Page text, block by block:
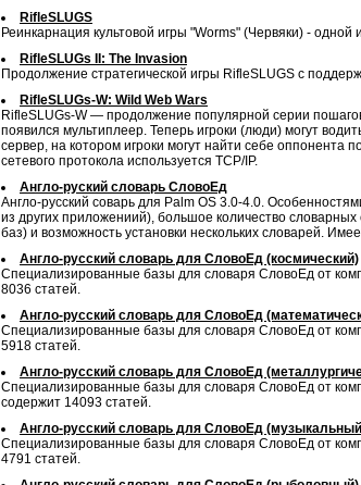
RifleSLUGS
Реинкарнация культовой игры "Worms" (Червяки) -
RifleSLUGs II: The Invasion
Продолжение стратегической игры RifleSLUGS с
RifleSLUGs-W: Wild Web Wars
RifleSLUGs-W — продолжение популярной серии
появился мультиплеер. Теперь игроки (люди) могут
сервер, на котором игроки могут найти себе оппонента
сетевого протокола используется TCP/IP.
Англо-руский словарь СловоЕд
Англо-русский соварь для Palm OS 3.0-4.0.
из других приложениий), большое количество
баз) и возможность установки нескольких словарей.
Англо-русский словарь для СловоЕд (космический)
Специализированные базы для словаря СловоЕд от
8036 статей.
Англо-русский словарь для СловоЕд
Специализированные базы для словаря СловоЕд от
5918 статей.
Англо-русский словарь для СловоЕд
Специализированные базы для словаря СловоЕд от
содержит 14093 статей.
Англо-русский словарь для СловоЕд
Специализированные базы для словаря СловоЕд от
4791 статей.